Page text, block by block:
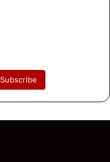
Subscribe